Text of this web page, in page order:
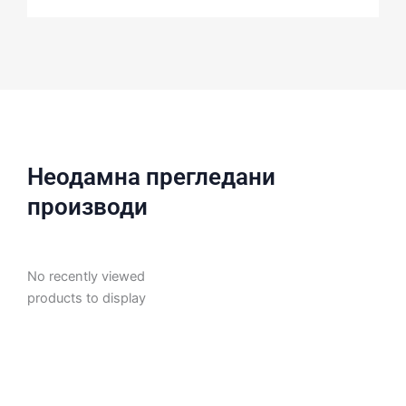
Неодамна прегледани
производи
No recently viewed
products to display